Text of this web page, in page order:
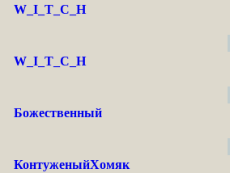
W_I_T_C_H
W_I_T_C_H
Божественный
КонтуженыйХомяк